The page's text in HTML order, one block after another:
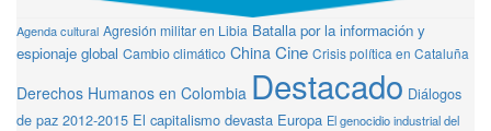
Agenda cultural Agresión militar en Libia Batalla por la información y
espionaje global Cambio climático China Cine Crisis política en Cataluña
Derechos Humanos en Colombia Destacado Diálogos
de paz 2012-2015 El capitalismo devasta Europa El genocidio industrial del